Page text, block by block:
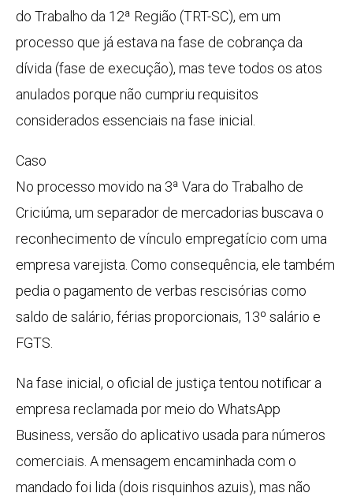
do Trabalho da 12ª Região (TRT-SC), em um
processo que já estava na fase de cobrança da
dívida (fase de execução), mas teve todos os atos
anulados porque não cumpriu requisitos
considerados essenciais na fase inicial.
Caso
No processo movido na 3ª Vara do Trabalho de
Criciúma, um separador de mercadorias buscava o
reconhecimento de vínculo empregatício com uma
empresa varejista. Como consequência, ele também
pedia o pagamento de verbas rescisórias como
saldo de salário, férias proporcionais, 13º salário e
FGTS.
Na fase inicial, o oficial de justiça tentou notificar a
empresa reclamada por meio do WhatsApp
Business, versão do aplicativo usada para números
comerciais. A mensagem encaminhada com o
mandado foi lida (dois risquinhos azuis), mas não